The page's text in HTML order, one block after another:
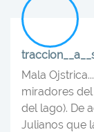
Mala
miradores
del lago). De
Julianos que